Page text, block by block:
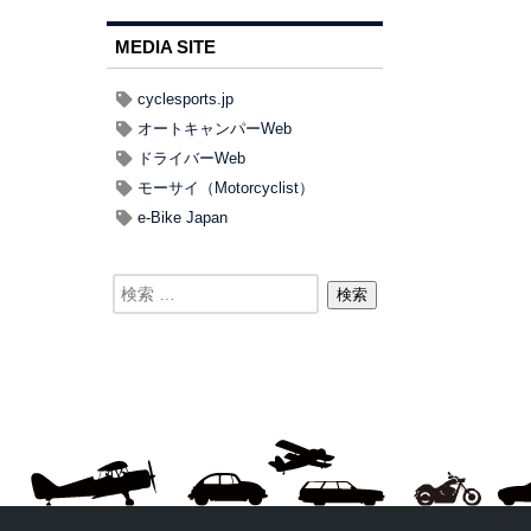
MEDIA SITE
cyclesports.jp
オートキャンパーWeb
ドライバーWeb
モーサイ（Motorcyclist）
e-Bike Japan